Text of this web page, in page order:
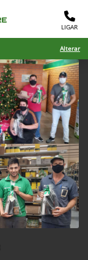
LIGAR
Alterar